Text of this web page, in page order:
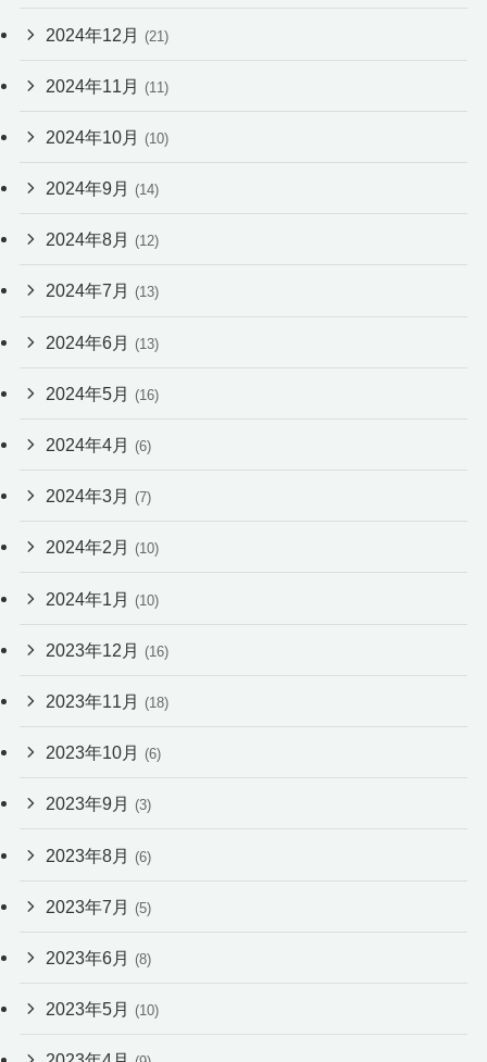
2024年12月 (21)
2024年11月 (11)
2024年10月 (10)
2024年9月 (14)
2024年8月 (12)
2024年7月 (13)
2024年6月 (13)
2024年5月 (16)
2024年4月 (6)
2024年3月 (7)
2024年2月 (10)
2024年1月 (10)
2023年12月 (16)
2023年11月 (18)
2023年10月 (6)
2023年9月 (3)
2023年8月 (6)
2023年7月 (5)
2023年6月 (8)
2023年5月 (10)